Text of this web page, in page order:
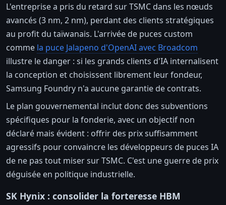
L'entreprise a pris du retard sur TSMC dans les nœuds
avancés (3 nm, 2 nm), perdant des clients stratégiques
au profit du taïwanais. L'arrivée de puces custom
comme la puce Jalapeno d'OpenAI avec Broadcom
illustre le danger : si les grands clients d'IA internalisent
la conception et choisissent librement leur fondeur,
Samsung Foundry n'a aucune garantie de contrats.
Le plan gouvernemental inclut donc des subventions
spécifiques pour la fonderie, avec un objectif non
déclaré mais évident : offrir des prix suffisamment
agressifs pour convaincre les développeurs de puces IA
de ne pas tout miser sur TSMC. C'est une guerre de prix
déguisée en politique industrielle.
SK Hynix : consolider la forteresse HBM